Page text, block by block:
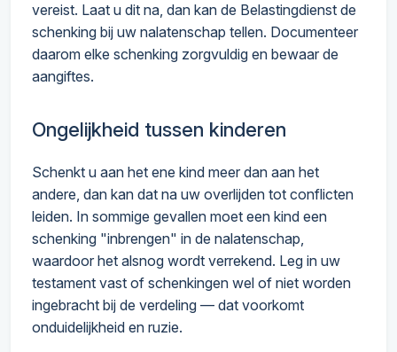
vereist. Laat u dit na, dan kan de Belastingdienst de
schenking bij uw nalatenschap tellen. Documenteer
daarom elke schenking zorgvuldig en bewaar de
aangiftes.
Ongelijkheid tussen kinderen
Schenkt u aan het ene kind meer dan aan het
andere, dan kan dat na uw overlijden tot conflicten
leiden. In sommige gevallen moet een kind een
schenking "inbrengen" in de nalatenschap,
waardoor het alsnog wordt verrekend. Leg in uw
testament vast of schenkingen wel of niet worden
ingebracht bij de verdeling — dat voorkomt
onduidelijkheid en ruzie.